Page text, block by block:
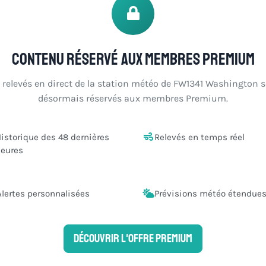
Contenu réservé aux membres Premium
relevés en direct de la station météo de FW1341 Washington
désormais réservés aux membres Premium.
des 48 dernières
Relevés en temps réel
personnalisées Prévisions météo étendues
Découvrir l'offre Premium